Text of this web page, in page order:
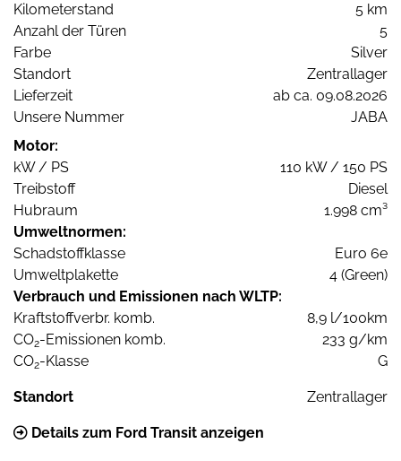
Kilometerstand
5 km
Anzahl der Türen
5
Farbe
Silver
Standort
Zentrallager
Lieferzeit
ab ca. 09.08.2026
Unsere Nummer
JABA
Motor:
kW / PS
110 kW / 150 PS
Treibstoff
Diesel
Hubraum
1.998 cm³
Umweltnormen:
Schadstoffklasse
Euro 6e
Umweltplakette
4 (Green)
Verbrauch und Emissionen nach WLTP:
Kraftstoffverbr. komb.
8,9 l/100km
CO2-Emissionen komb.
233 g/km
CO2-Klasse G
Standort Zentrallager
Details zum Ford Transit anzeigen